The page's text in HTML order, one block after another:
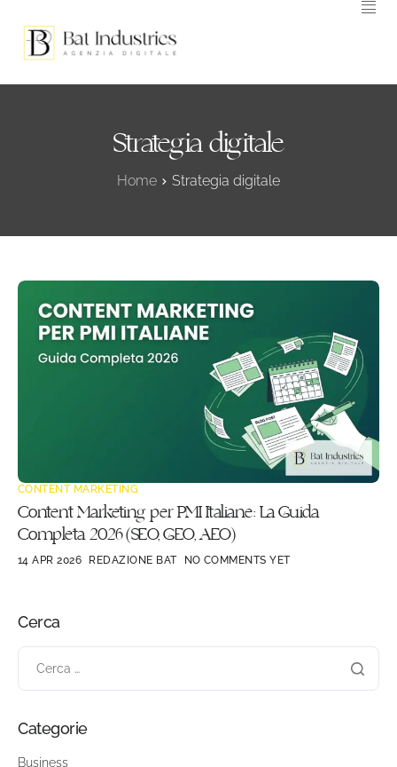
HOME
Strategia digitale
Home Strategia digitale
CONTENT MARKETING
Content Marketing per PMI Italiane: La Guida
Completa 2026 (SEO, GEO, AEO)
14 APR 2026 REDAZIONE BAT NO COMMENTS YET
Cerca
Categorie
Business